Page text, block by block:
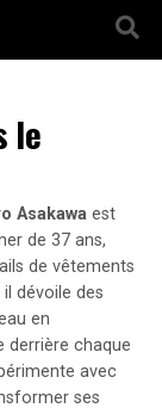
le
Asakawaest
de 37 ans,
de vêtements
il dévoile des
en
derrière chaque
avec
ses